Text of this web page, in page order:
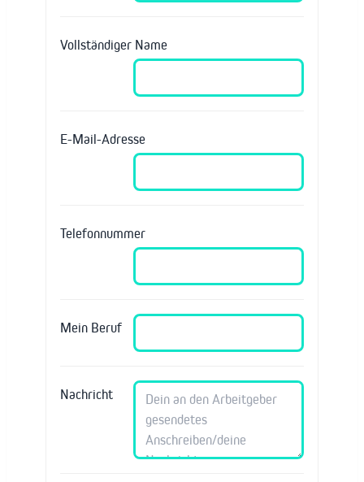
Vollständiger Name
E-Mail-Adresse
Telefonnummer
Mein Beruf
Nachricht